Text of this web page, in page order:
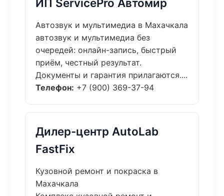
ИП ServicePro Автомир
Автозвук и мультимедиа в Махачкала
автозвук и мультимедиа без
очередей: онлайн-запись, быстрый
приём, честный результат.
Документы и гарантия прилагаются....
Телефон: +7 (900) 369-37-94
Дилер-центр AutoLab
FastFix
Кузовной ремонт и покраска в
Махачкала